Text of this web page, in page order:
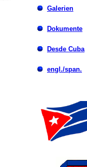
Galerien
Dokumente
Desde Cuba
engl./span.